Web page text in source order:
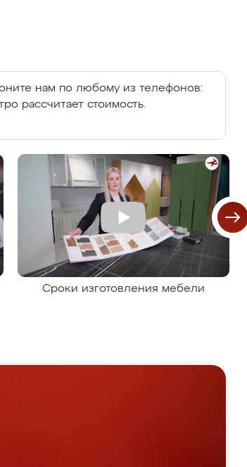
нам по любому из телефонов:
рассчитает стоимость.
Сроки изготовления мебели